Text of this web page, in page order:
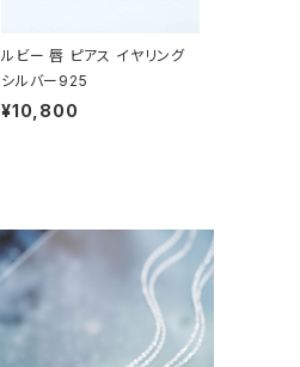
ルビー 唇 ピアス イヤリング
シルバー925
¥10,800